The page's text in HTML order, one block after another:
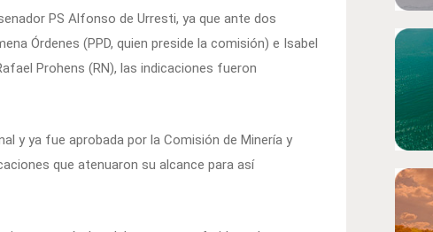
PS Alfonso de Urresti, ya que ante dos
Órdenes (PPD, quien preside la comisión) e Isabel
Prohens (RN), las indicaciones fueron
y ya fue aprobada por la Comisión de Minería y
que atenuaron su alcance para así